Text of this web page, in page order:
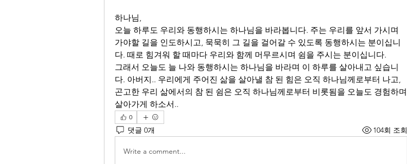
하나님,
오늘 하루도 우리와 동행하시는 하나님을 바라봅니다. 주는 우리를 앞서 가시며
가야할 길을 인도하시고, 묵묵히 그 길을 걸어갈 수 있도록 동행하시는 분이십니
다. 때로 힘겨워 할 때마다 우리와 함께 머무르시며 쉼을 주시는 분이십니다.
그래서 오늘도 늘 나와 동행하시는 하나님을 바라며 이 하루를 살아내고 싶습니
다. 아버지.. 우리에게 주어진 삶을 살아낼 참 된 힘은 오직 하나님께로부터 나고,
곤고한 우리 삶에서의 참 된 쉼은 오직 하나님께로부터 비롯됨을 오늘도 경험하며
살아가게 하소서..
0
댓글 0개 104회 조회
Write a comment...